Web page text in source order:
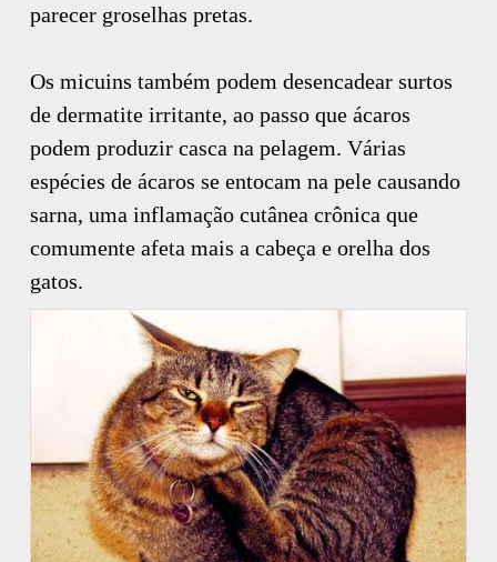
parecer groselhas pretas.
Os micuins também podem desencadear surtos
de dermatite irritante, ao passo que ácaros
podem produzir casca na pelagem. Várias
espécies de ácaros se entocam na pele causando
sarna, uma inflamação cutânea crônica que
comumente afeta mais a cabeça e orelha dos
gatos.